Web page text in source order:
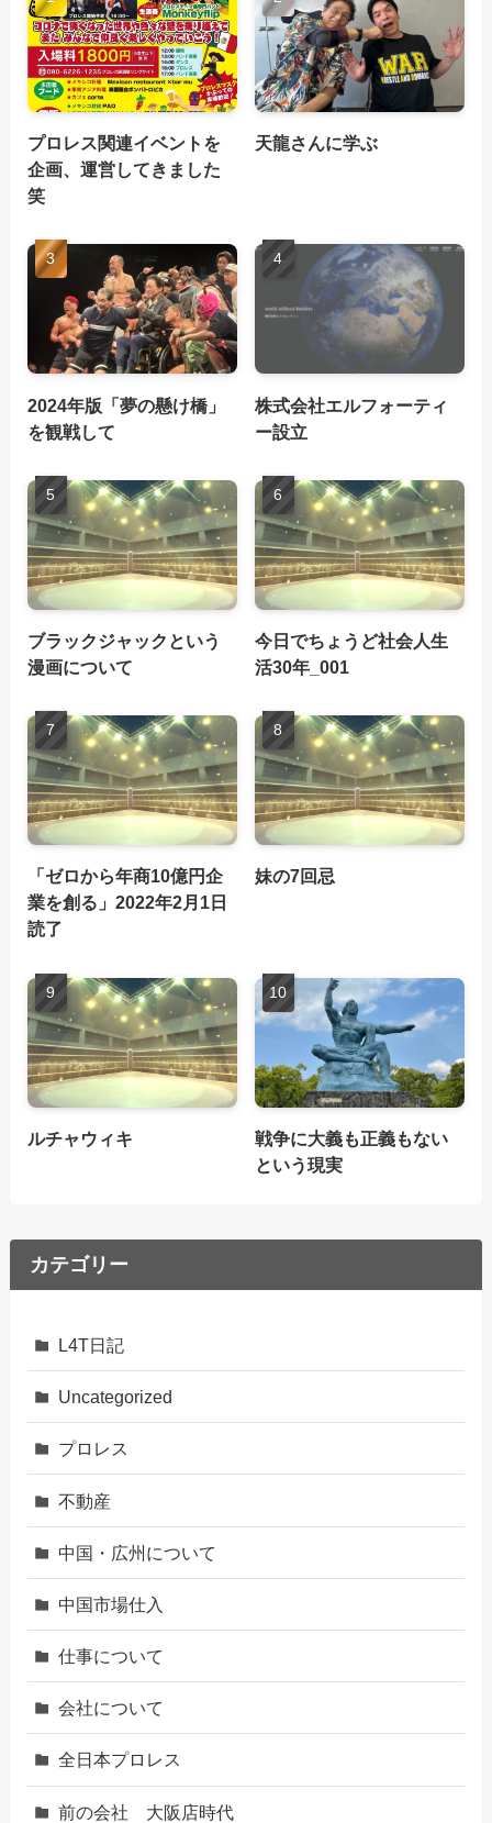
プロレス関連イベントを
企画、運営してきました
笑
天龍さんに学ぶ
2024年版「夢の懸け橋」
を観戦して
株式会社エルフォーティ
ー設立
ブラックジャックという
漫画について
今日でちょうど社会人生
活30年_001
「ゼロから年商10億円企
業を創る」2022年2月1日
読了
妹の7回忌
ルチャウィキ
戦争に大義も正義もない
という現実
カテゴリー
L4T日記
Uncategorized
プロレス
不動産
中国・広州について
中国市場仕入
仕事について
会社について
全日本プロレス
前の会社 大阪店時代